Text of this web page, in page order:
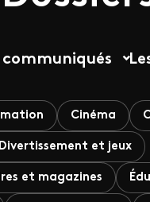
communiqués
Cinéma
Divertissement et jeux
et magazines